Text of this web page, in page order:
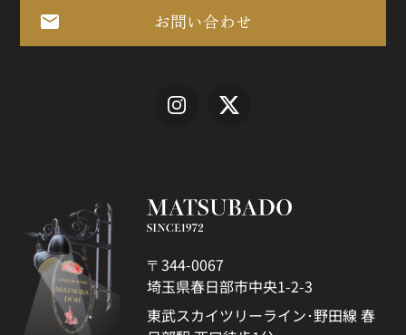
お問い合わせ
〒344-0067
埼玉県春日部市中央1-2-3
東武スカイツリーライン･野田線 春